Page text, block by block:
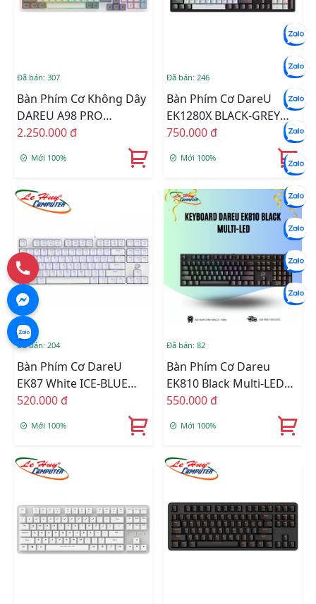
Đã bán: 307
Bàn Phím Cơ Không Dây
DAREU A98 PRO
TIMELESS (Linear/Tactile
2.250.000 đ
Mới 100%
Đã bán: 246
Bàn Phím Cơ DareU
EK1280X BLACK-GREY
MULTI LED (Blue Switch)
750.000 đ
Mới 100%
Đã bán: 204
Bàn Phím Cơ DareU
EK87 White ICE-BLUE
LED (Brown/Red/Blue
520.000 đ
Mới 100%
Đã bán: 82
Bàn Phím Cơ Dareu
EK810 Black Multi-LED
(Blue/Red/Brown Switch)
550.000 đ
Mới 100%